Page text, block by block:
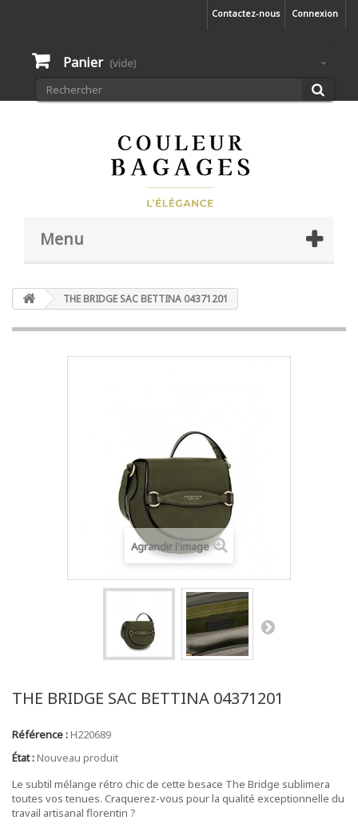
Connexion
Contactez-nous
Panier (vide)
Menu
THE BRIDGE SAC BETTINA 04371201
Agrandir l'image
THE BRIDGE SAC BETTINA 04371201
Référence :H220689
État :Nouveau produit
Le subtil mélange rétro chic de cette besace The Bridge sublimera
toutes vos tenues. Craquerez-vous pour la qualité exceptionnelle du
travail artisanal florentin ?